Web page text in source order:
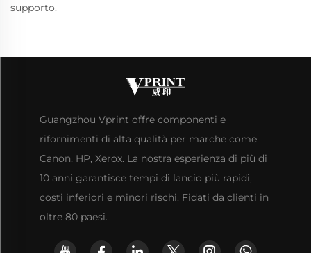
supporto.
Guangzhou Vprint offre componenti e
rifornimenti di alta qualità per marche come
Canon, HP, Xerox. La nostra esperienza di più di
10 anni garantisce tempi di lancio più rapidi,
costi inferiori e minori rischi. Fidati da clienti in
oltre 80 paesi.